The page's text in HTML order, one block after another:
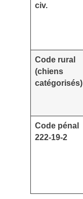
civ.
Code rural
(chiens
catégorisés)
Code pénal
222-19-2